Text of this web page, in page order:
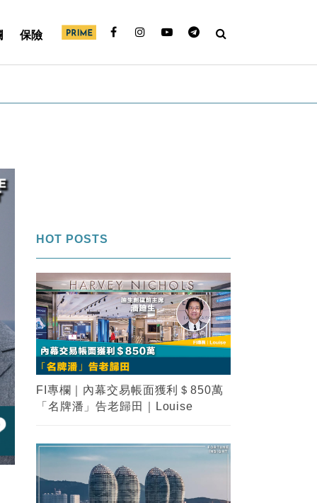
保險
HOT POSTS
FI專欄｜內幕交易帳面獲利＄850萬
「名牌潘」告老歸田｜Louise